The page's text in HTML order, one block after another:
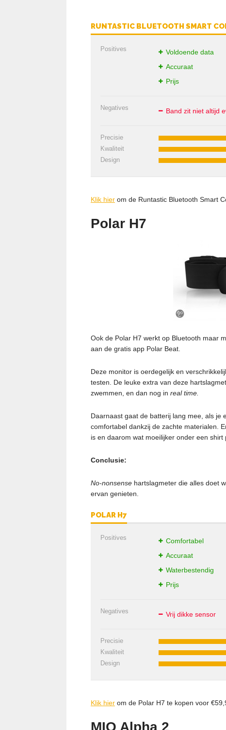
RUNTASTIC BLUETOOTH SMART
Positives
Voldoende data
Accuraat
Prijs
Negatives Band zit niet altijd
Precisie
Kwaliteit
Design
Klik hier om de Runtastic Bluetooth Smart
Polar H7
Ook de Polar H7 werkt op Bluetooth maar
aan de gratis app Polar Beat.
Deze monitor is oerdegelijk en
testen. De leuke extra van deze
zwemmen, en dan nog in real time.
Daarnaast gaat de batterij lang mee, als je
comfortabel dankzij de zachte materialen.
is en daarom wat moeilijker onder een shirt
Conclusie:
No-nonsense hartslagmeter die alles doet
ervan genieten.
POLAR H7
Positives
Comfortabel
Accuraat
Waterbestendig
Prijs
Negatives Vrij dikke sensor
Precisie
Kwaliteit
Design
Klik hier om de Polar H7 te kopen voor
MIO Alpha 2